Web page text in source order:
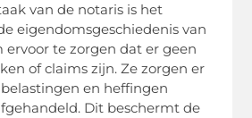
van de notaris is het
eigendomsgeschiedenis van
ervoor te zorgen dat er geen
of claims zijn. Ze zorgen er
en heffingen
Dit beschermt de